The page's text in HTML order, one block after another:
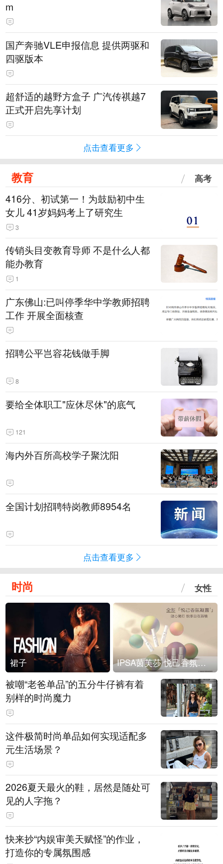
m
国产奔驰VLE申报信息 提供两驱和
四驱版本
超舒适的越野方盒子 广汽传祺越7
正式开启先享计划
点击查看更多
教育 高考
416分、初试第一！为鼓励初中生
女儿 41岁妈妈考上了研究生
3
传销头目变教育导师 不是什么人都
能办教育
1
广东佛山:已叫停季华中学教师招聘
工作 开展全面核查
招聘公平岂容花钱做手脚
8
要给全体职工"应休尽休"的底气
121
海内外百所高校学子聚沈阳
全国计划招聘特岗教师8954名
点击查看更多
时尚 女性
裙子 IPSA茵芙莎 悦己香氛凝露上市
被嘲“老爸单品”的五分牛仔裤有着
别样的时尚魔力
这件极简时尚单品如何实现适配多
元生活场景？
2026夏天最火的鞋，居然是随处可
见的人字拖？
快来抄“内娱审美天赋怪”的作业，
打造你的专属氛围感